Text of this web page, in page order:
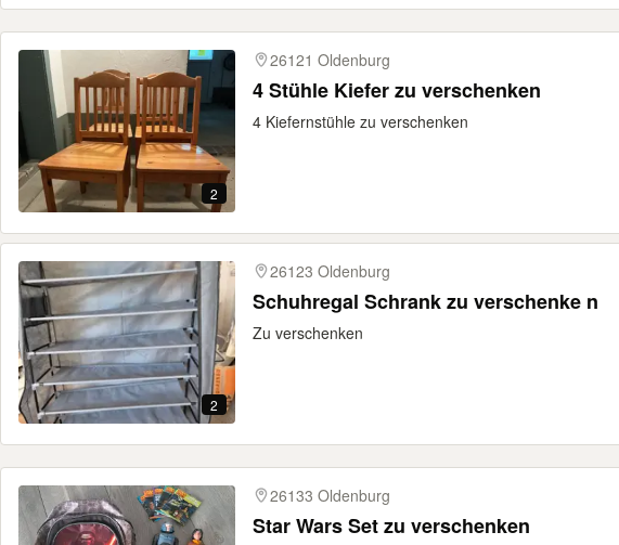
2
26121 Oldenburg
4 Stühle Kiefer zu verschenken
4 Kiefernstühle zu verschenken
2
26123 Oldenburg
Schuhregal Schrank zu verschenke n
Zu verschenken
26133 Oldenburg
Star Wars Set zu verschenken